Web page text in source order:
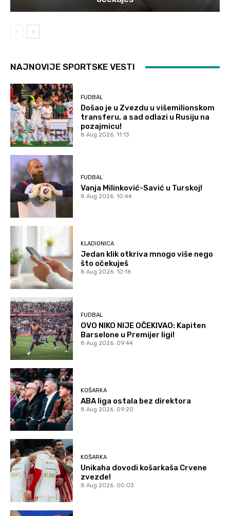
NAJNOVIJE SPORTSKE VESTI
FUDBAL
Došao je u Zvezdu u višemilionskom
transferu, a sad odlazi u Rusiju na
pozajmicu!
8 Aug 2026. 11:13
FUDBAL
Vanja Milinković-Savić u Turskoj!
8 Aug 2026. 10:44
KLADIONICA
Jedan klik otkriva mnogo više nego
što očekuješ
8 Aug 2026. 10:16
FUDBAL
OVO NIKO NIJE OČEKIVAO: Kapiten
Barselone u Premijer ligi!
8 Aug 2026. 09:44
KOŠARKA
ABA liga ostala bez direktora
8 Aug 2026. 09:20
KOŠARKA
Unikaha dovodi košarkaša Crvene
zvezde!
8 Aug 2026. 00:03